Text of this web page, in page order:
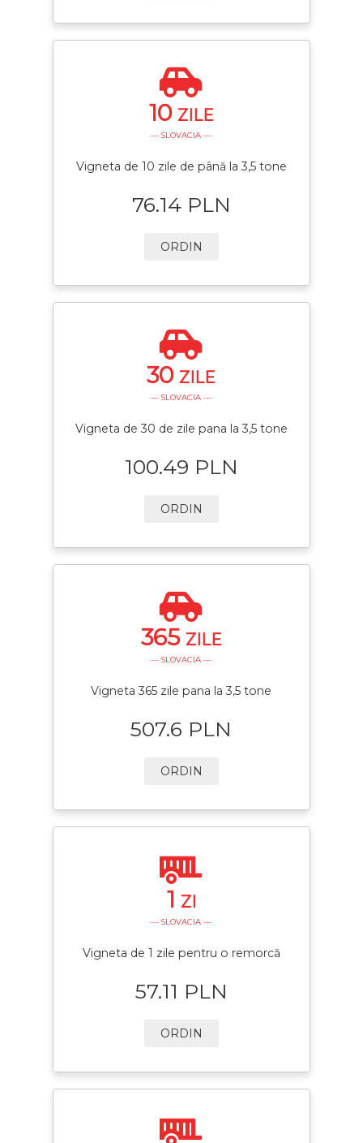
10 ZILE
— SLOVACIA —
Vigneta de 10 zile de până la 3,5 tone
76.14 PLN
ORDIN
30 ZILE
— SLOVACIA —
Vigneta de 30 de zile pana la 3,5 tone
100.49 PLN
ORDIN
365 ZILE
— SLOVACIA —
Vigneta 365 zile pana la 3,5 tone
507.6 PLN
ORDIN
1 ZI
— SLOVACIA —
Vigneta de 1 zile pentru o remorcă
57.11 PLN
ORDIN